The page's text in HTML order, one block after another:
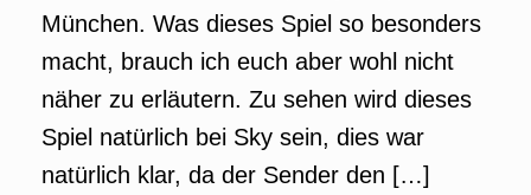
München. Was dieses Spiel so besonders
macht, brauch ich euch aber wohl nicht
näher zu erläutern. Zu sehen wird dieses
Spiel natürlich bei Sky sein, dies war
natürlich klar, da der Sender den […]